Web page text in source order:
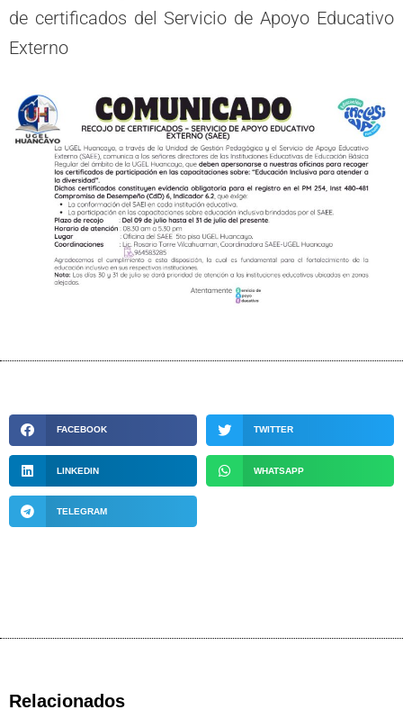
de certificados del Servicio de Apoyo Educativo
Externo
FACEBOOK TWITTER
LINKEDIN WHATSAPP
TELEGRAM
Relacionados